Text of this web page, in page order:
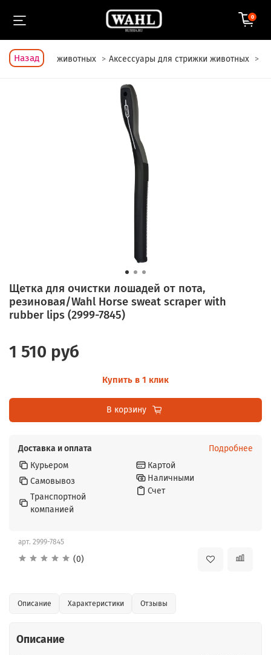
0
Назад
Для стрижки животных Аксессуары для стрижки животных
арт. 2999-7845
(0)
Щетка для очистки лошадей от пота,
резиновая/Wahl Horse sweat scraper with
rubber lips (2999-7845)
1 510 руб
Купить в 1 клик
В корзину
Доставка и оплата
Подробнее
Курьером
Самовывоз
Транспортной
компанией
Картой
Наличными
Счет
Описание Характеристики Отзывы
Описание